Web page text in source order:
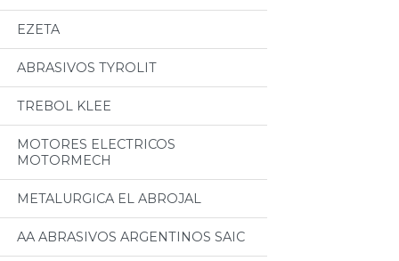
EZETA
ABRASIVOS TYROLIT
TREBOL KLEE
MOTORES ELECTRICOS
MOTORMECH
METALURGICA EL ABROJAL
AA ABRASIVOS ARGENTINOS SAIC